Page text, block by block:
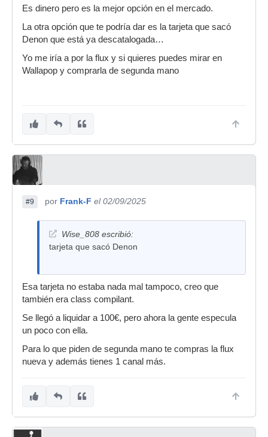
Es dinero pero es la mejor opción en el mercado.
La otra opción que te podría dar es la tarjeta que sacó
Denon que está ya descatalogada…
Yo me iría a por la flux y si quieres puedes mirar en
Wallapop y comprarla de segunda mano
#9 por Frank-F el 02/09/2025
Wise_808 escribió:
tarjeta que sacó Denon
Esa tarjeta no estaba nada mal tampoco, creo que
también era class compilant.
Se llegó a liquidar a 100€, pero ahora la gente especula
un poco con ella.
Para lo que piden de segunda mano te compras la flux
nueva y además tienes 1 canal más.